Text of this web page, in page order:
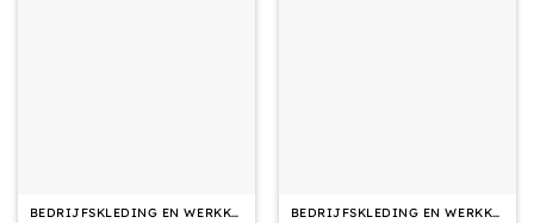
BEDRIJFSKLEDING EN WERKKLEDING BEDRIJFSKLEDING EN WERKKLEDING